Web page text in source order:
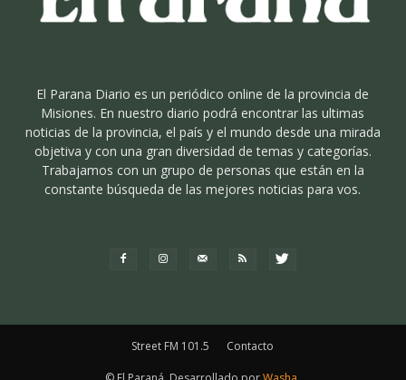
El Parana Diario es un periódico online de la provincia de
Misiones. En nuestro diario podrá encontrar las ultimas
noticias de la provincia, el país y el mundo desde una mirada
objetiva y con una gran diversidad de temas y categorías.
Trabajamos con un grupo de personas que están en la
constante búsqueda de las mejores noticias para vos.
Street FM 101.5 Contacto